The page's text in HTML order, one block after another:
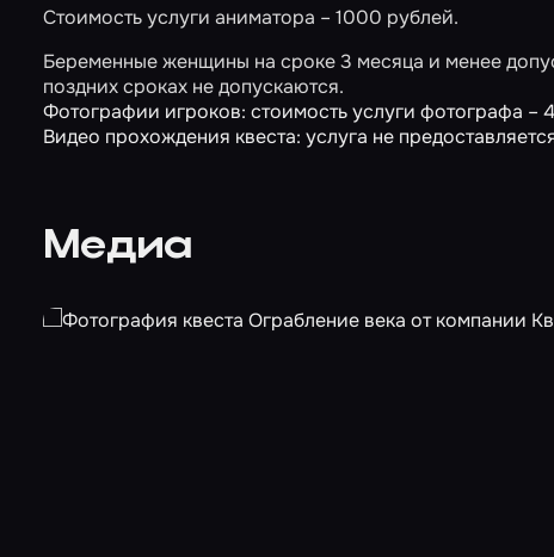
Стоимость услуги аниматора – 1000 рублей.
Беременные женщины на сроке 3 месяца и менее
поздних сроках не допускаются.
Фотографии игроков: стоимость услуги фотографа –
Видео прохождения квеста: услуга не
Медиа